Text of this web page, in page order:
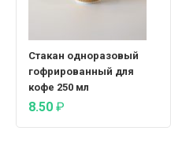
Стакан одноразовый
гофрированный для
кофе 250 мл
8.50 ₽